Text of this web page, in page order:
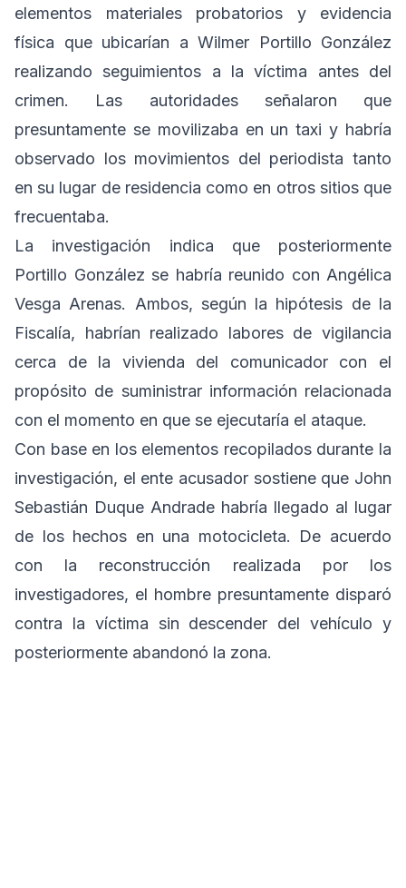
elementos materiales probatorios y evidencia
física que ubicarían a Wilmer Portillo González
realizando seguimientos a la víctima antes del
crimen. Las autoridades señalaron que
presuntamente se movilizaba en un taxi y habría
observado los movimientos del periodista tanto
en su lugar de residencia como en otros sitios que
frecuentaba.
La investigación indica que posteriormente
Portillo González se habría reunido con Angélica
Vesga Arenas. Ambos, según la hipótesis de la
Fiscalía, habrían realizado labores de vigilancia
cerca de la vivienda del comunicador con el
propósito de suministrar información relacionada
con el momento en que se ejecutaría el ataque.
Con base en los elementos recopilados durante la
investigación, el ente acusador sostiene que John
Sebastián Duque Andrade habría llegado al lugar
de los hechos en una motocicleta. De acuerdo
con la reconstrucción realizada por los
investigadores, el hombre presuntamente disparó
contra la víctima sin descender del vehículo y
posteriormente abandonó la zona.